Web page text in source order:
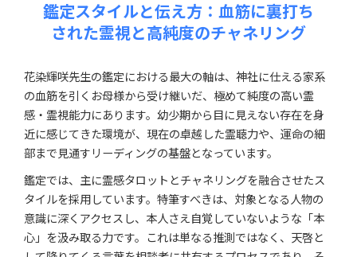
鑑定スタイルと伝え方：血筋に裏打ち
された霊視と高純度のチャネリング
花染輝咲先生の鑑定における最大の軸は、神社に仕える家系
の血筋を引くお母様から受け継いだ、極めて純度の高い霊
感・霊視能力にあります。幼少期から目に見えない存在を身
近に感じてきた環境が、現在の卓越した霊聴力や、運命の細
部まで見通すリーディングの基盤となっています。
鑑定では、主に霊感タロットとチャネリングを融合させたス
タイルを採用しています。特筆すべきは、対象となる人物の
意識に深くアクセスし、本人さえ自覚していないような「本
心」を汲み取る力です。これは単なる推測ではなく、天啓と